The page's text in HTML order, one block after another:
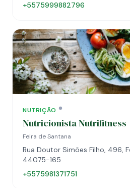
+5575999882796
NUTRIÇÃO
Nutricionista Nutrifitness
Feira de Santana
Rua Doutor Simões Filho, 496,
44075-165
+5575981371751